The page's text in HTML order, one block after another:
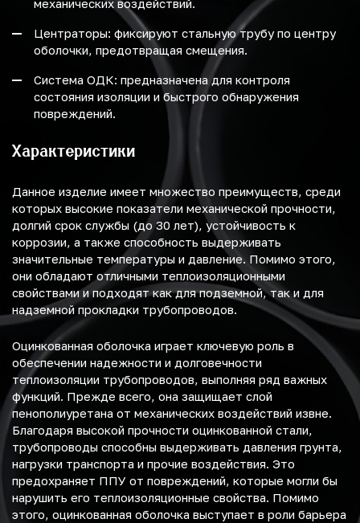
механических воздействий.
Центраторы: фиксируют стальную трубу по центру
оболочки, предотвращая смещения.
Система ОДК: предназначена для контроля
состояния изоляции и быстрого обнаружения
повреждений.
Характеристики
Данное изделие имеет множество преимуществ, среди
которых высокие показатели механической прочности,
долгий срок службы (до 30 лет), устойчивость к
коррозии, а также способность выдерживать
значительные температуры и давление. Помимо этого,
они обладают отличными теплоизоляционными
свойствами и подходят как для подземной, так и для
надземной прокладки трубопроводов.
Оцинкованная оболочка играет ключевую роль в
обеспечении надежности и долговечности
теплоизоляции трубопроводов, выполняя ряд важных
функций. Прежде всего, она защищает слой
пенополиуретана от механических воздействий извне.
Благодаря высокой прочности оцинкованной стали,
трубопроводы способны выдерживать давления грунта,
нагрузки транспорта и прочие воздействия. Это
предохраняет ППУ от повреждений, которые могли бы
нарушить его теплоизоляционные свойства. Помимо
этого, оцинкованная оболочка выступает в роли барьера